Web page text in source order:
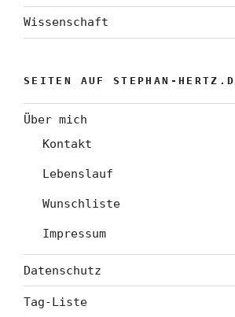
Wissenschaft
SEITEN AUF STEPHAN-
Über mich
Kontakt
Lebenslauf
Wunschliste
Impressum
Datenschutz
Tag-Liste